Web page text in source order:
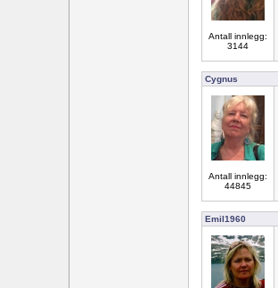
Antall innlegg:
3144
Cygnus
Antall innlegg:
44845
Emil1960